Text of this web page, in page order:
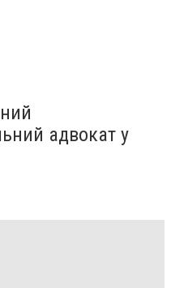
адвокат у